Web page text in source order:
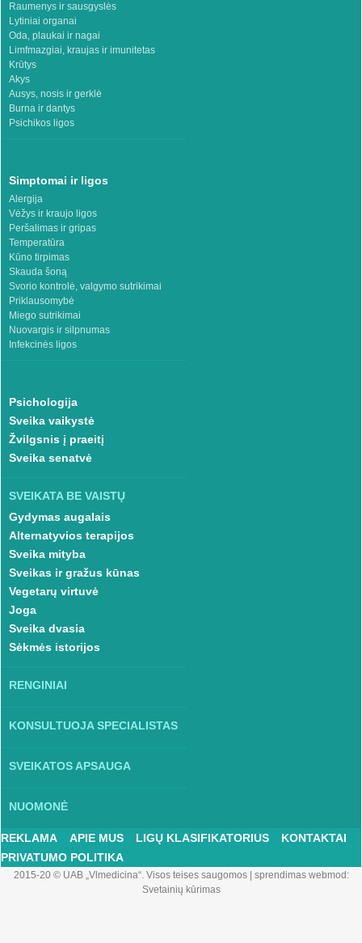
Raumenys ir sausgyslės
Lytiniai organai
Oda, plaukai ir nagai
Limfmazgiai, kraujas ir imunitetas
Krūtys
Akys
Ausys, nosis ir gerklė
Burna ir dantys
Psichikos ligos
Simptomai ir ligos
Alergija
Vėžys ir kraujo ligos
Peršalimas ir gripas
Temperatūra
Kūno tirpimas
Skauda šoną
Svorio kontrolė, valgymo sutrikimai
Priklausomybė
Miego sutrikimai
Nuovargis ir silpnumas
Infekcinės ligos
Psichologija
Sveika vaikystė
Žvilgsnis į praeitį
Sveika senatvė
SVEIKATA BE VAISTŲ
Gydymas augalais
Alternatyvios terapijos
Sveika mityba
Sveikas ir gražus kūnas
Vegetarų virtuvė
Joga
Sveika dvasia
Sėkmės istorijos
RENGINIAI
KONSULTUOJA SPECIALISTAS
SVEIKATOS APSAUGA
NUOMONĖ
REKLAMA APIE MUS LIGŲ KLASIFIKATORIUS
KONTAKTAI
PRIVATUMO POLITIKA
2015-20 © UAB „Vlmedicina“. Visos teises saugomos| sprendimas webmod:
Svetainių kūrimas